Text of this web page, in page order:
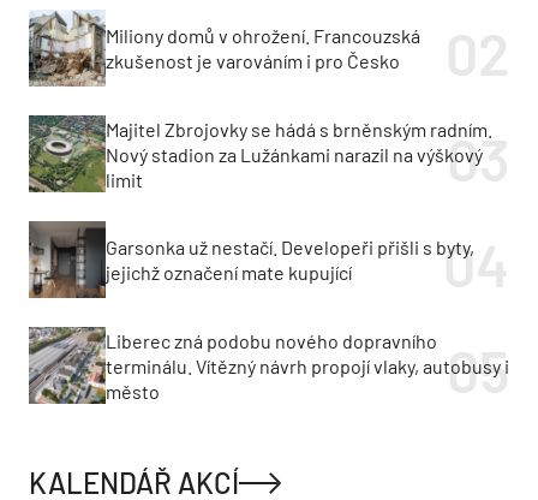
Miliony domů v ohrožení. Francouzská
zkušenost je varováním i pro Česko
Majitel Zbrojovky se hádá s brněnským radním.
Nový stadion za Lužánkami narazil na výškový
limit
Garsonka už nestačí. Developeři přišli s byty,
jejichž označení mate kupující
Liberec zná podobu nového dopravního
terminálu. Vítězný návrh propojí vlaky, autobusy i
město
KALENDÁŘ AKCÍ